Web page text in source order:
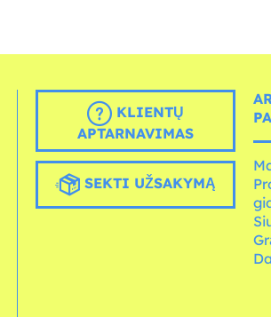
KLIENTŲ
APTARNAVIMAS
SEKTI UŽSAKYMĄ